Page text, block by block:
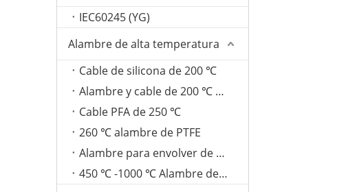
IEC60245 (YG)
Alambre de alta temperatura
Cable de silicona de 200 ℃
Alambre y cable de 200 ℃ FEP
Cable PFA de 250 ℃
260 ℃ alambre de PTFE
Alambre para envolver de fibra de vidrio de 350 ℃
450 ℃ -1000 ℃ Alambre de mica